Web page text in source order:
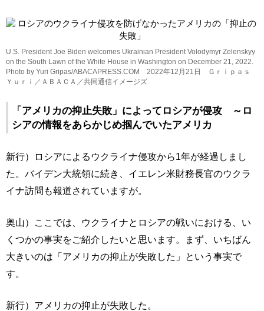
U.S. President Joe Biden welcomes Ukrainian President Volodymyr Zelenskyy
on the South Lawn of the White House in Washington on December 21, 2022.
Photo by Yuri Gripas/ABACAPRESS.COM 2022年12月21日 Ｇｒｉｐａｓ
Ｙｕｒｉ／ＡＢＡＣＡ／共同通信イメージズ
「アメリカの抑止失敗」によってロシアが侵攻 ～ロ
シアの情報をあらかじめ掴んでいたアメリカ
新行）ロシアによるウクライナ侵攻から1年が経過しまし
た。バイデン大統領に続き、イエレン米財務長官のウクラ
イナ訪問も報道されていますが。
奥山）ここでは、ウクライナとロシアの戦いにおける、い
くつかの事実をご紹介したいと思います。まず、いちばん
大きいのは「アメリカの抑止が失敗した」という事実で
す。
新行）アメリカの抑止が失敗した。